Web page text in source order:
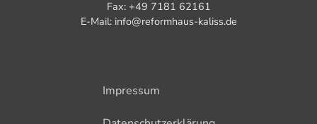
Fax: +49 7181 62161
E-Mail: info@reformhaus-kaliss.de
Impressum